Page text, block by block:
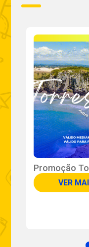
Promoção
VER